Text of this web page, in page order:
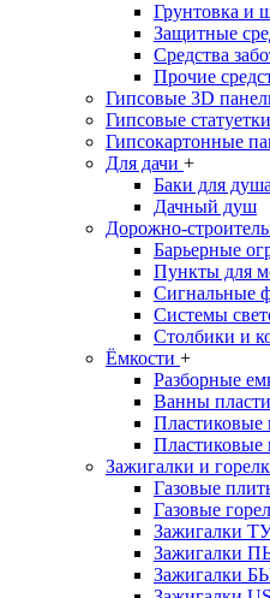
Грунтовка и
Защитные
Средства
Прочие
Гипсовые 3D
Гипсовые
Гипсокартонные
Для дачи +
Баки для душа
Дачный душ
Дорожно-
Барьерные
Пункты для
Сигнальные
Системы
Столбики и
Ёмкости +
Разборные
Ванны
Пластиковые
Пластиковые
Зажигалки и
Газовые
Газовые
Зажигалки
Зажигалки
Зажигалки